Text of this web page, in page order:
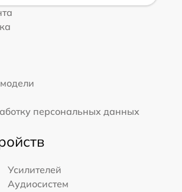
персональных данных
Усилителей
Аудиосистем